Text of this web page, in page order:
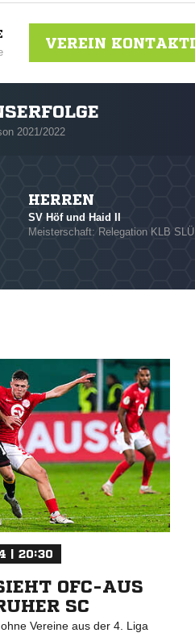
VEREIN
NACHRICHT
2021/2022
HERREN
SV Höf und Haid II
Meisterschaft: Relegation KLB
| 20:30
OFC-AUS
SC
Vereine aus der 4. Liga